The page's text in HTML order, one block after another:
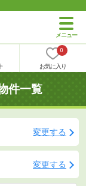
0
お気に入り
件一覧
変更する
変更する